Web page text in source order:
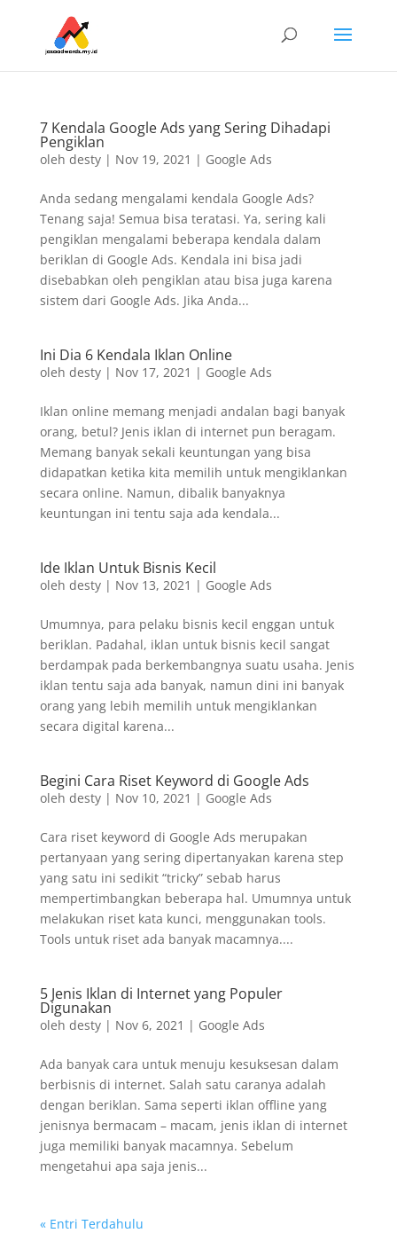
7 Kendala Google Ads yang Sering Dihadapi
Pengiklan
oleh desty| Nov 19, 2021 | Google Ads
Anda sedang mengalami kendala Google Ads?
Tenang saja! Semua bisa teratasi. Ya, sering kali
pengiklan mengalami beberapa kendala dalam
beriklan di Google Ads. Kendala ini bisa jadi
disebabkan oleh pengiklan atau bisa juga karena
sistem dari Google Ads. Jika Anda...
Ini Dia 6 Kendala Iklan Online
oleh desty| Nov 17, 2021 | Google Ads
Iklan online memang menjadi andalan bagi banyak
orang, betul? Jenis iklan di internet pun beragam.
Memang banyak sekali keuntungan yang bisa
didapatkan ketika kita memilih untuk mengiklankan
secara online. Namun, dibalik banyaknya
keuntungan ini tentu saja ada kendala...
Ide Iklan Untuk Bisnis Kecil
oleh desty| Nov 13, 2021 | Google Ads
Umumnya, para pelaku bisnis kecil enggan untuk
beriklan. Padahal, iklan untuk bisnis kecil sangat
berdampak pada berkembangnya suatu usaha. Jenis
iklan tentu saja ada banyak, namun dini ini banyak
orang yang lebih memilih untuk mengiklankan
secara digital karena...
Begini Cara Riset Keyword di Google Ads
oleh desty| Nov 10, 2021 | Google Ads
Cara riset keyword di Google Ads merupakan
pertanyaan yang sering dipertanyakan karena step
yang satu ini sedikit “tricky” sebab harus
mempertimbangkan beberapa hal. Umumnya untuk
melakukan riset kata kunci, menggunakan tools.
Tools untuk riset ada banyak macamnya....
5 Jenis Iklan di Internet yang Populer
Digunakan
oleh desty| Nov 6, 2021 | Google Ads
Ada banyak cara untuk menuju kesuksesan dalam
berbisnis di internet. Salah satu caranya adalah
dengan beriklan. Sama seperti iklan offline yang
jenisnya bermacam – macam, jenis iklan di internet
juga memiliki banyak macamnya. Sebelum
mengetahui apa saja jenis...
« Entri Terdahulu